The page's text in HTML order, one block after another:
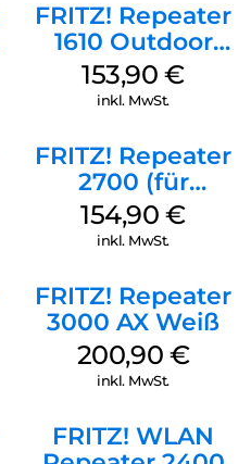
FRITZ! Repeater
1610 Outdoor
Weiß
153,90€
inkl. MwSt.
FRITZ! Repeater
2700 (für
Tarifvermarktung)
Weiß
154,90€
inkl. MwSt.
FRITZ! Repeater
3000 AX Weiß
200,90 €
inkl. MwSt.
FRITZ! WLAN